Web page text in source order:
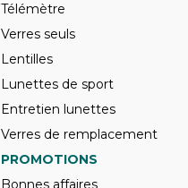
Télémètre
Verres seuls
Lentilles
Lunettes de sport
Entretien lunettes
Verres de remplacement
PROMOTIONS
Bonnes affaires